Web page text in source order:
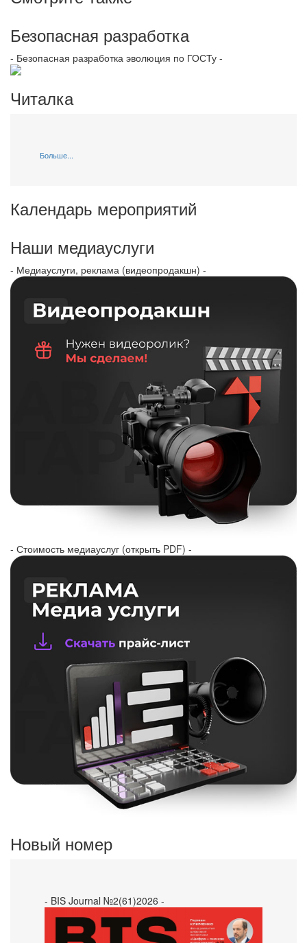
Безопасная разработка
- Безопасная разработка эволюция по ГОСТу -
Читалка
Больше...
Календарь мероприятий
Наши медиауслуги
- Медиауслуги, реклама (видеопродакшн) -
- Стоимость медиауслуг (открыть PDF) -
Новый номер
- BIS Journal №2(61)2026 -